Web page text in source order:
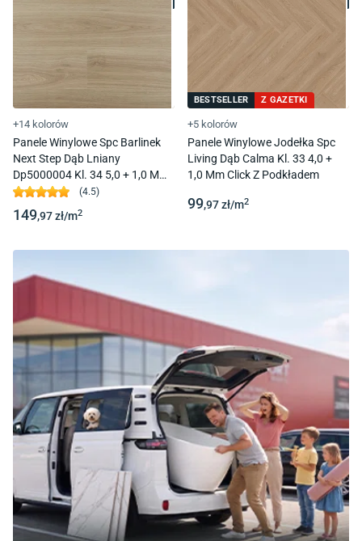
+14 kolorów
Panele Winylowe Spc Barlinek
Next Step Dąb Lniany
Dp5000004 Kl. 34 5,0 + 1,0 Mm
Click Z Podkładem
(4.5)
149,97zł/m2
BESTSELLER Z GAZETKI
+5 kolorów
Panele Winylowe Jodełka Spc
Living Dąb Calma Kl. 33 4,0 +
1,0 Mm Click Z Podkładem
99,97zł/m2